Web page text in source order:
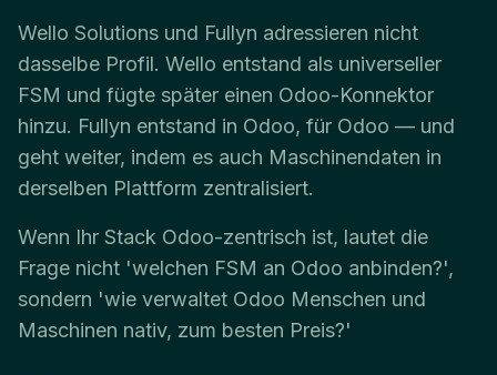
Wello Solutions und Fullyn adressieren nicht
dasselbe Profil. Wello entstand als universeller
FSM und fügte später einen Odoo-Konnektor
hinzu. Fullyn entstand in Odoo, für Odoo — und
geht weiter, indem es auch Maschinendaten in
derselben Plattform zentralisiert.
Wenn Ihr Stack Odoo-zentrisch ist, lautet die
Frage nicht 'welchen FSM an Odoo anbinden?',
sondern 'wie verwaltet Odoo Menschen und
Maschinen nativ, zum besten Preis?'